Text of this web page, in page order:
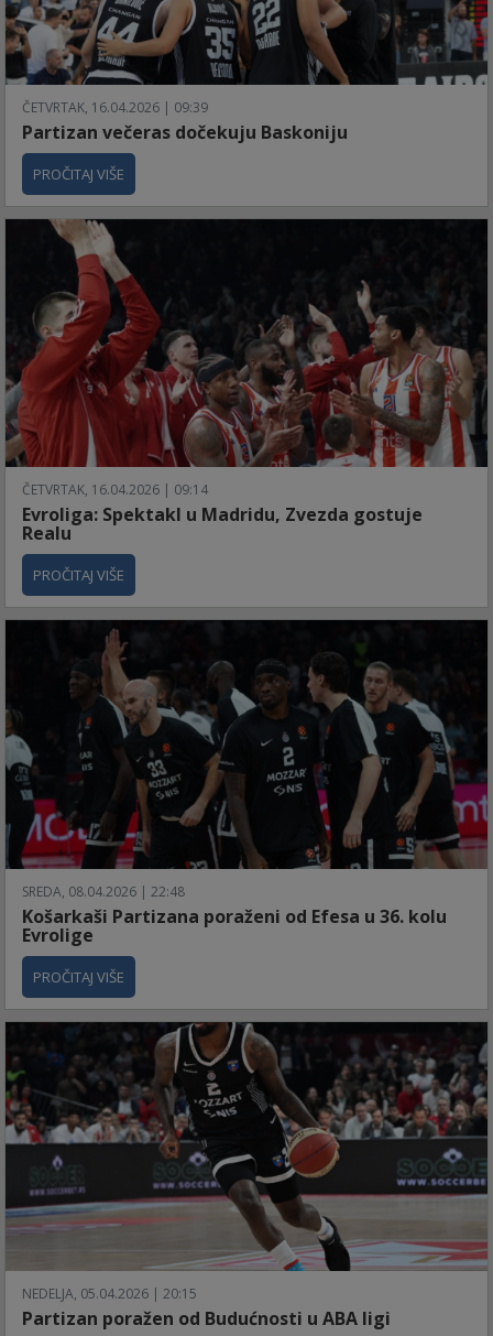
ČETVRTAK, 16.04.2026 | 09:39
Partizan večeras dočekuju Baskoniju
PROČITAJ VIŠE
ČETVRTAK, 16.04.2026 | 09:14
Evroliga: Spektakl u Madridu, Zvezda gostuje
Realu
PROČITAJ VIŠE
SREDA, 08.04.2026 | 22:48
Košarkaši Partizana poraženi od Efesa u 36. kolu
Evrolige
PROČITAJ VIŠE
NEDELJA, 05.04.2026 | 20:15
Partizan poražen od Budućnosti u ABA ligi